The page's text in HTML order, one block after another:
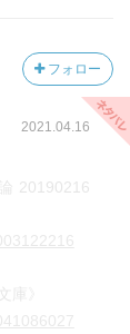
フォロー
2021.04.16
20190216
》